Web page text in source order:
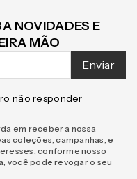
NOVIDADES E
MÃO
Enviar
não responder
em receber a nossa
coleções, campanhas, e
conforme nosso
você pode revogar o seu